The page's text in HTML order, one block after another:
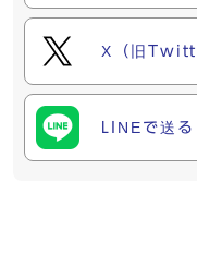
X（旧
LINEで送る